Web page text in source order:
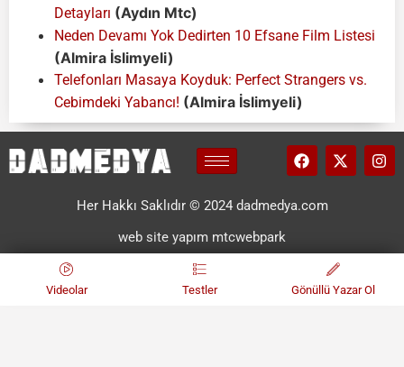
Detayları (Aydın Mtc)
Neden Devamı Yok Dedirten 10 Efsane Film Listesi
(Almira İslimyeli)
Telefonları Masaya Koyduk: Perfect Strangers vs.
Cebimdeki Yabancı! (Almira İslimyeli)
Her Hakkı Saklıdır © 2024 dadmedya.com
web site yapım mtcwebpark
Videolar Testler Gönüllü Yazar Ol